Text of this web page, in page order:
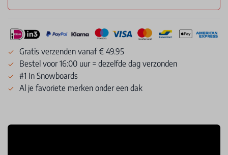
Gratis verzenden vanaf € 49.95
Bestel voor 16:00 uur = dezelfde dag verzonden
#1 In Snowboards
Al je favoriete merken onder een dak